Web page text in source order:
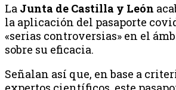
La Junta de Castilla y León
la aplicación del pasaporte
«serias controversias» en el
sobre su eficacia.
Señalan así que, en base a